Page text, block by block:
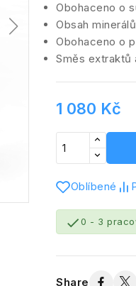
Obohaceno o
Obsah
Obohaceno o
Směs extraktů
1 080 Kč
Oblíbené
0 - 3
Share